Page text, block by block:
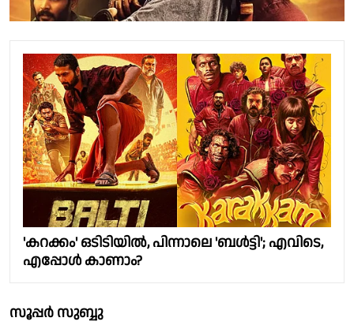
'കറക്കം' ഒടിടിയിൽ, പിന്നാലെ 'ബൾട്ടി'; എവിടെ,
എപ്പോൾ കാണാം?
സൂപ്പർ സുബ്ബു